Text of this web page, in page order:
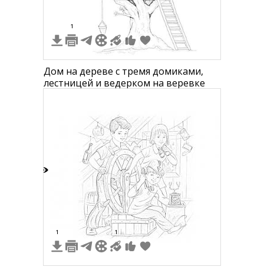
1
Дом на дереве с тремя домиками,
лестницей и ведерком на веревке
1 1